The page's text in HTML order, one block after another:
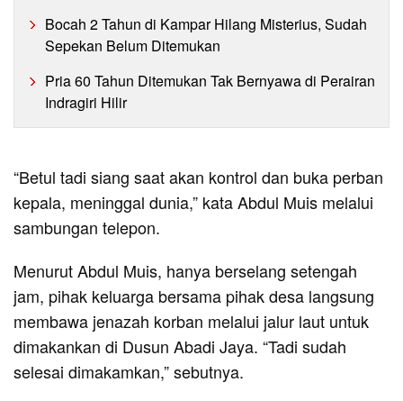
Bocah 2 Tahun di Kampar Hilang Misterius, Sudah
Sepekan Belum Ditemukan
Pria 60 Tahun Ditemukan Tak Bernyawa di Perairan
Indragiri Hilir
“Betul tadi siang saat akan kontrol dan buka perban
kepala, meninggal dunia,” kata Abdul Muis melalui
sambungan telepon.
Menurut Abdul Muis, hanya berselang setengah
jam, pihak keluarga bersama pihak desa langsung
membawa jenazah korban melalui jalur laut untuk
dimakankan di Dusun Abadi Jaya. “Tadi sudah
selesai dimakamkan,” sebutnya.